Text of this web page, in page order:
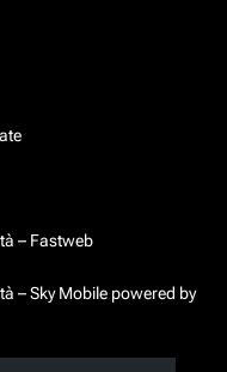
– Fastweb
– Sky Mobile powered by